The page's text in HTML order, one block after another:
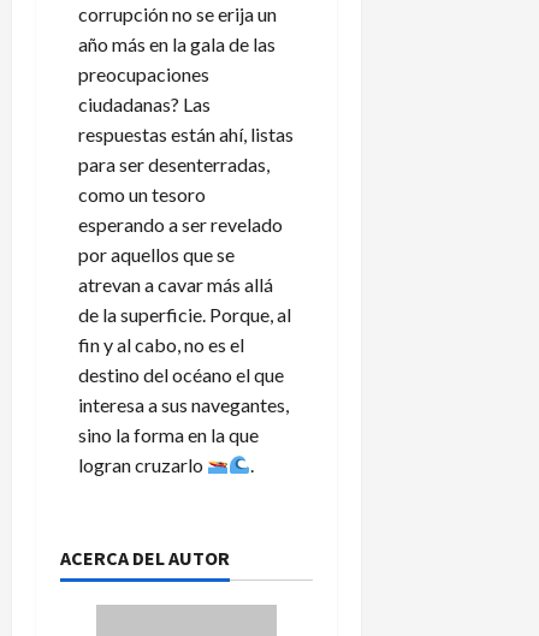
corrupción no se erija un
año más en la gala de las
preocupaciones
ciudadanas? Las
respuestas están ahí, listas
para ser desenterradas,
como un tesoro
esperando a ser revelado
por aquellos que se
atrevan a cavar más allá
de la superficie. Porque, al
fin y al cabo, no es el
destino del océano el que
interesa a sus navegantes,
sino la forma en la que
logran cruzarlo
ACERCA DEL AUTOR